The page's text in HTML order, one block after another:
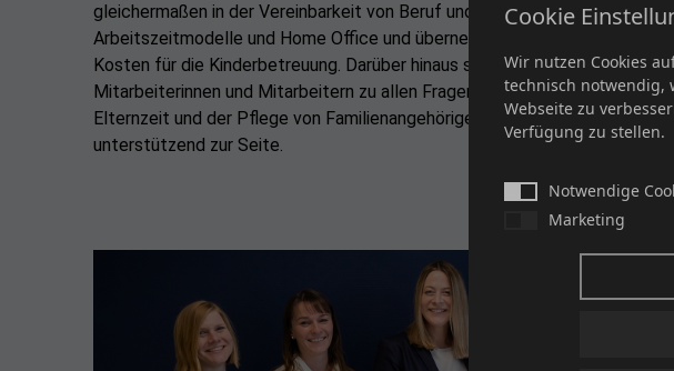
gleichermaßen in der Vereinbarkeit von Beruf und Familie durch flexible
Arbeitszeitmodelle und Home Office und übernehmen sogar einen Teil der
Kosten für die Kinderbetreuung. Darüber hinaus stehen wir unseren
Mitarbeiterinnen und Mitarbeitern zu allen Fragen rund um Mutterschutz,
Elternzeit und der Pflege von Familienangehörigen beratend und vor allem
unterstützend zur Seite.
Cookie
Wir nutzen Cookies
technisch notwendig,
Webseite zu
Verfügung zu stellen.
Notwendige
Marketing